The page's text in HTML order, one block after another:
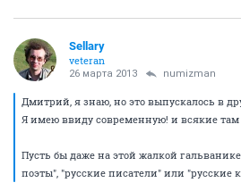
Sellary
veteran
26 марта 2013 numizman
Дмитрий, я знаю, но это выпускалось в
Я имею ввиду современную! и всякие там
Пусть бы даже на этой жалкой
поэты", "русские писатели" или "русские